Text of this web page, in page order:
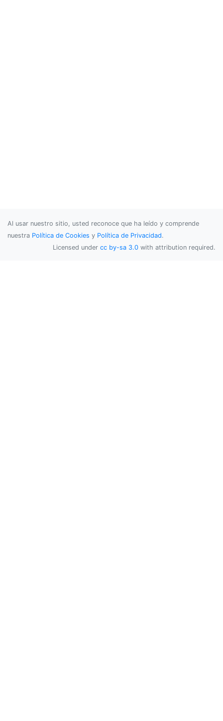
Al usar nuestro sitio, usted reconoce que ha leído y comprende
nuestra Política de Cookies y Política de Privacidad.
Licensed under cc by-sa 3.0 with attribution required.